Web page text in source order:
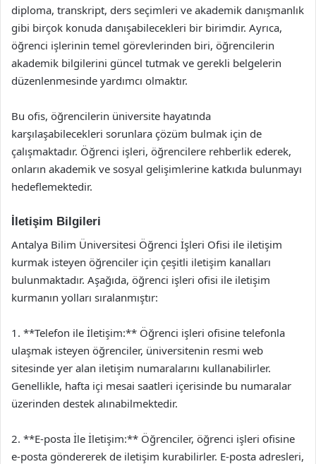
diploma, transkript, ders seçimleri ve akademik danışmanlık
gibi birçok konuda danışabilecekleri bir birimdir. Ayrıca,
öğrenci işlerinin temel görevlerinden biri, öğrencilerin
akademik bilgilerini güncel tutmak ve gerekli belgelerin
düzenlenmesinde yardımcı olmaktır.
Bu ofis, öğrencilerin üniversite hayatında
karşılaşabilecekleri sorunlara çözüm bulmak için de
çalışmaktadır. Öğrenci işleri, öğrencilere rehberlik ederek,
onların akademik ve sosyal gelişimlerine katkıda bulunmayı
hedeflemektedir.
İletişim Bilgileri
Antalya Bilim Üniversitesi Öğrenci İşleri Ofisi ile iletişim
kurmak isteyen öğrenciler için çeşitli iletişim kanalları
bulunmaktadır. Aşağıda, öğrenci işleri ofisi ile iletişim
kurmanın yolları sıralanmıştır:
1. **Telefon ile İletişim:** Öğrenci işleri ofisine telefonla
ulaşmak isteyen öğrenciler, üniversitenin resmi web
sitesinde yer alan iletişim numaralarını kullanabilirler.
Genellikle, hafta içi mesai saatleri içerisinde bu numaralar
üzerinden destek alınabilmektedir.
2. **E-posta İle İletişim:** Öğrenciler, öğrenci işleri ofisine
e-posta göndererek de iletişim kurabilirler. E-posta adresleri,